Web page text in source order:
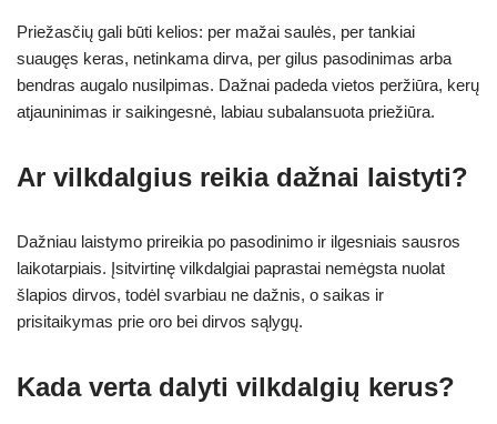
Priežasčių gali būti kelios: per mažai saulės, per tankiai
suaugęs keras, netinkama dirva, per gilus pasodinimas arba
bendras augalo nusilpimas. Dažnai padeda vietos peržiūra, kerų
atjauninimas ir saikingesnė, labiau subalansuota priežiūra.
Ar vilkdalgius reikia dažnai laistyti?
Dažniau laistymo prireikia po pasodinimo ir ilgesniais sausros
laikotarpiais. Įsitvirtinę vilkdalgiai paprastai nemėgsta nuolat
šlapios dirvos, todėl svarbiau ne dažnis, o saikas ir
prisitaikymas prie oro bei dirvos sąlygų.
Kada verta dalyti vilkdalgių kerus?